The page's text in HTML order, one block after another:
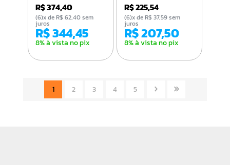
R$ 374,40
R$ 344,45
8% à vista no pix
(6)x de R$ 62,40 sem
juros
R$ 225,54
R$ 207,50
8% à vista no pix
(6)x de R$ 37,59 sem
juros
1 2 3 4 5